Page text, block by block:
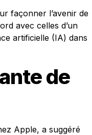
façonner l’avenir de
avec celles d’un
artificielle (IA) dans
de
Apple, a suggéré